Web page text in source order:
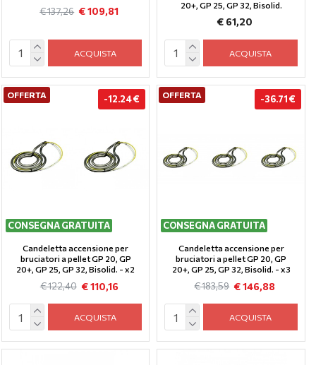
€ 109,81
€ 137,26
ACQUISTA
20+, GP 25, GP 32, Bisolid.
€ 61,20
ACQUISTA
OFFERTA
CONSEGNA GRATUITA
-12.24 €
Candeletta accensione per
bruciatori a pellet GP 20, GP
20+, GP 25, GP 32, Bisolid. - x2
€ 110,16
€ 122,40
ACQUISTA
OFFERTA
CONSEGNA GRATUITA
-36.71 €
Candeletta accensione per
bruciatori a pellet GP 20, GP
20+, GP 25, GP 32, Bisolid. - x3
€ 146,88
€ 183,59
ACQUISTA